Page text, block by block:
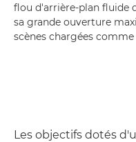
flou d'arrière-plan fluide
sa grande ouverture
scènes chargées comme
Les objectifs dotés